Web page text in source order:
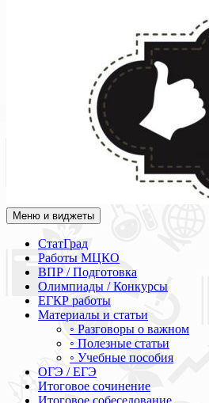
Академия СОВА
Подготовка к ЕГЭ, ОГЭ, ВПР,
Меню и виджеты
СтатГрад
Работы МЦКО
ВПР / Подготовка
Олимпиады / Конкурсы
ЕГКР работы
Материалы и статьи
◦ Разговоры о важном
◦ Полезные статьи
◦ Учебные пособия
ОГЭ / ЕГЭ
Итоговое сочинение
Итоговое собеседование